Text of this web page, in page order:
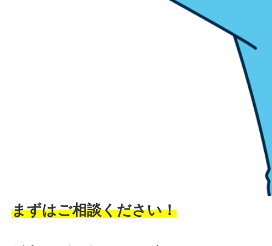
まずはご相談ください！